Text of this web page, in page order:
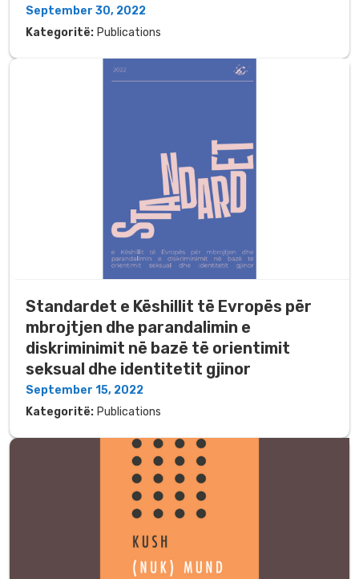
September 30, 2022
Kategoritë: Publications
Standardet e Këshillit të Evropës për
mbrojtjen dhe parandalimin e
diskriminimit në bazë të orientimit
seksual dhe identitetit gjinor
September 15, 2022
Kategoritë: Publications